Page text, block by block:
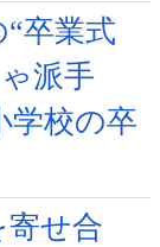
卒業式
派手
校の卒
寄せ合